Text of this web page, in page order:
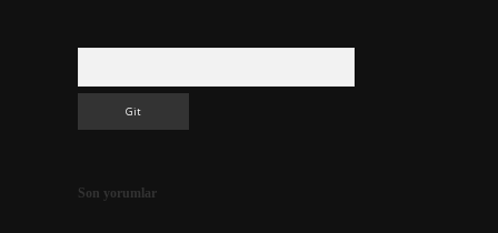
Son yorumlar